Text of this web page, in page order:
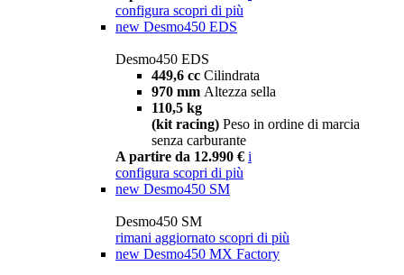
configura scopri di più
new Desmo450 EDS
Desmo450 EDS
449,6 cc Cilindrata
970 mm Altezza sella
110,5 kg
(kit racing) Peso in ordine di marcia
senza carburante
A partire da 12.990 € i
configura scopri di più
new Desmo450 SM
Desmo450 SM
rimani aggiornato scopri di più
new Desmo450 MX Factory